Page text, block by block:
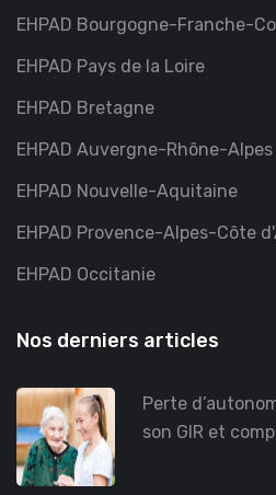
EHPAD Bourgogne-Franche-
EHPAD Pays de la Loire
EHPAD Bretagne
EHPAD Auvergne-Rhône-Alpes
EHPAD Nouvelle-Aquitaine
EHPAD Provence-Alpes-Côte
EHPAD Occitanie
Nos derniers articles
Perte
son GIR et